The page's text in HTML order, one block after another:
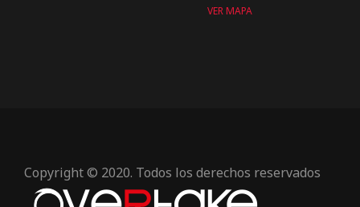
VER MAPA
Copyright © 2020. Todos los derechos reservados